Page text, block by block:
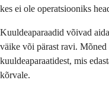
kes ei ole operatsiooniks
Kuuldeaparaadid võivad
väike või pärast ravi. Mõned
kuuldeaparaatidest, mis
kõrvale.